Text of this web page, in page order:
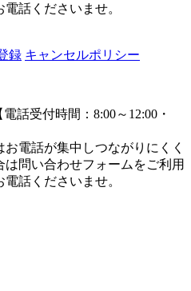
話くださいませ。
録 キャンセルポリシー
電話受付時間：8:00～12:00・
お電話が集中しつながりにくく
問い合わせフォームをご利用
話くださいませ。